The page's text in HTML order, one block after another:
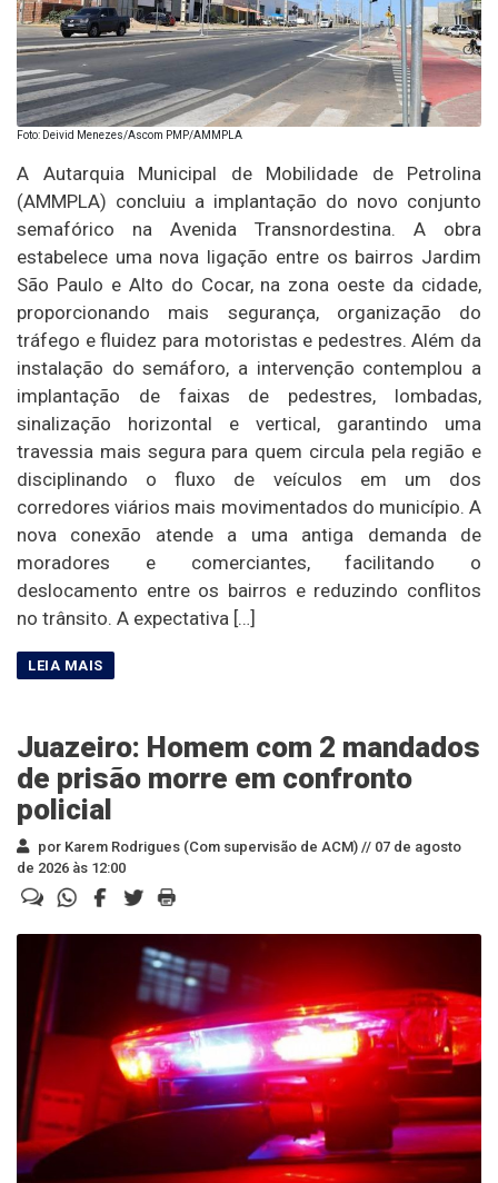
Foto: Deivid Menezes/Ascom PMP/AMMPLA
A Autarquia Municipal de Mobilidade de Petrolina
(AMMPLA) concluiu a implantação do novo conjunto
semafórico na Avenida Transnordestina. A obra
estabelece uma nova ligação entre os bairros Jardim
São Paulo e Alto do Cocar, na zona oeste da cidade,
proporcionando mais segurança, organização do
tráfego e fluidez para motoristas e pedestres. Além da
instalação do semáforo, a intervenção contemplou a
implantação de faixas de pedestres, lombadas,
sinalização horizontal e vertical, garantindo uma
travessia mais segura para quem circula pela região e
disciplinando o fluxo de veículos em um dos
corredores viários mais movimentados do município. A
nova conexão atende a uma antiga demanda de
moradores e comerciantes, facilitando o
deslocamento entre os bairros e reduzindo conflitos
no trânsito. A expectativa […]
Juazeiro: Homem com 2 mandados
de prisão morre em confronto
policial
por Karem Rodrigues (Com supervisão de ACM) // 07 de agosto
de 2026 às 12:00